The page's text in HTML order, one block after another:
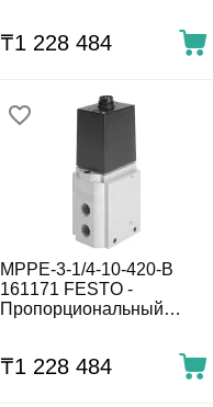
₸1 228 484
MPPE-3-1/4-10-420-B
161171 FESTO -
Пропорциональный
₸1 228 484